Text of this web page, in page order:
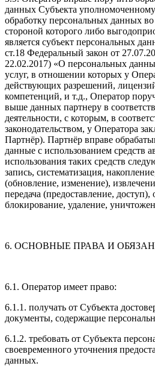
данных Субъекта
обработку персональных данных
стороной которого либо
является субъект персональных
ст.18 Федеральный закон от
22.02.2017) «О персональных
услуг, в отношении которых у
действующих разрешений,
компетенций, и т.д., Оператор
выше данных партнеру в
деятельности, с которым, в
законодательством, у Оператора
Партнёр). Партнёр вправе
данные с использованием средств
использования таких средств
запись, систематизация,
(обновление, изменение),
передача (предоставление, доступ),
блокирование, удаление,
6. ОСНОВНЫЕ ПРАВА И
6.1. Оператор имеет право:
6.1.1. получать от Субъекта
документы, содержащие
6.1.2. требовать от Субъекта
своевременного уточнения
данных.